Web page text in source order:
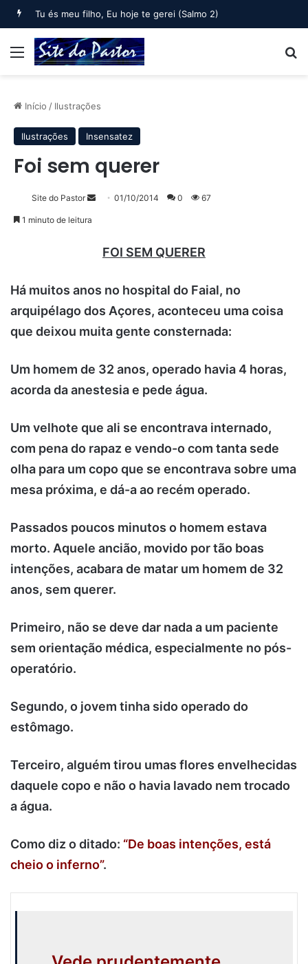
Tu és meu filho, Eu hoje te gerei (Salmo 2)
Menu
Início / Ilustrações
Ilustrações Insensatez
Foi sem querer
Site do Pastor
Mande
mail
01/10/2014 0 67
1 minuto de leitura
FOI SEM QUERER
Há muitos anos no hospital do Faial, no
arquipélago dos Açores, aconteceu uma coisa
que deixou muita gente consternada:
Um homem de 32 anos, operado havia 4 horas,
acorda da anestesia e pede água.
Um velhote que ali se encontrava internado,
com pena do rapaz e vendo-o com tanta sede
olha para um copo que se encontrava sobre uma
mesa próxima, e dá-a ao recém operado.
Passados poucos minutos o homem estava
morto. Aquele ancião, movido por tão boas
intenções, acabara de matar um homem de 32
anos, sem querer.
Primeiro, não se deve dar nada a um paciente
sem orientação médica, especialmente no pós-
operatório.
Segundo, o jovem tinha sido operado do
estômago.
Terceiro, alguém tirou umas flores envelhecidas
daquele copo e não o havia lavado nem trocado
a água.
Como diz o ditado: “De boas intenções, está
cheio o inferno”.